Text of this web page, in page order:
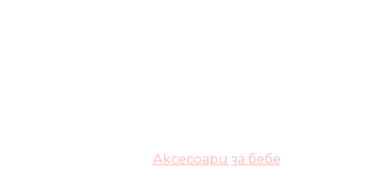
Аксесоари за бебе